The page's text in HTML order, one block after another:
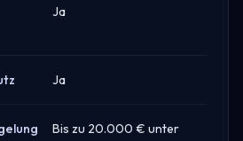
Ja
Ja
Bis zu 20.000 € unter